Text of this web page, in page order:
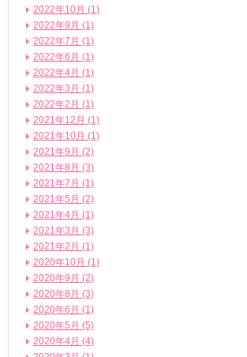
2022年10月 (1)
2022年9月 (1)
2022年7月 (1)
2022年6月 (1)
2022年4月 (1)
2022年3月 (1)
2022年2月 (1)
2021年12月 (1)
2021年10月 (1)
2021年9月 (2)
2021年8月 (3)
2021年7月 (1)
2021年5月 (2)
2021年4月 (1)
2021年3月 (3)
2021年2月 (1)
2020年10月 (1)
2020年9月 (2)
2020年8月 (3)
2020年6月 (1)
2020年5月 (5)
2020年4月 (4)